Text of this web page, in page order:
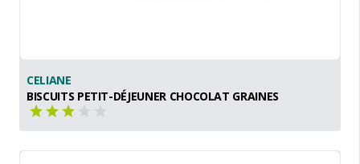
CELIANE
BISCUITS PETIT-DÉJEUNER CHOCOLAT GRAINES